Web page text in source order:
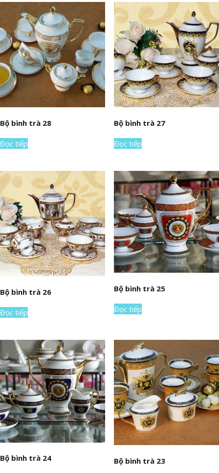
Bộ bình trà 28
Đọc tiếp
Bộ bình trà 27
Đọc tiếp
Bộ bình trà 26
Đọc tiếp
Bộ bình trà 25
Đọc tiếp
Bộ bình trà 24 Bộ bình trà 23